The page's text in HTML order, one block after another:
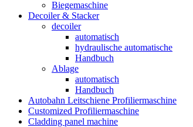
Biegemaschine
Decoiler & Stacker
decoiler
automatisch
hydraulische automatische
Handbuch
Ablage
automatisch
Handbuch
Autobahn Leitschiene Profiliermaschine
Customized Profiliermaschine
Cladding panel machine